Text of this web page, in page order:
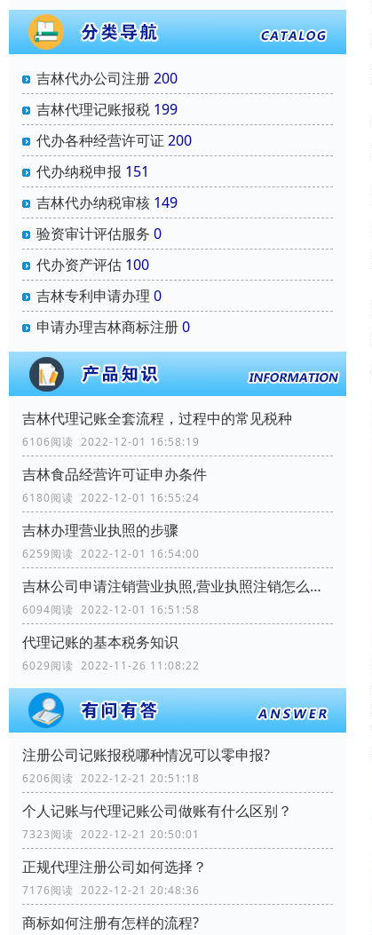
吉林代办公司注册200
吉林代理记账报税 199
代办各种经营许可证 200
代办纳税申报 151
吉林代办纳税审核 149
验资审计评估服务 0
代办资产评估 100
吉林专利申请办理 0
申请办理吉林商标注册0
吉林代理记账全套流程，过程中的常见税种
6106阅读 2022-12-01 16:58:19
吉林食品经营许可证申办条件
6180阅读 2022-12-01 16:55:24
吉林办理营业执照的步骤
6259阅读 2022-12-01 16:54:00
吉林公司申请注销营业执照,营业执照注销怎么办理
6094阅读 2022-12-01 16:51:58
代理记账的基本税务知识
6029阅读 2022-11-26 11:08:22
注册公司记账报税哪种情况可以零申报?
6206阅读 2022-12-21 20:51:18
个人记账与代理记账公司做账有什么区别？
7323阅读 2022-12-21 20:50:01
正规代理注册公司如何选择？
7176阅读 2022-12-21 20:48:36
商标如何注册有怎样的流程?